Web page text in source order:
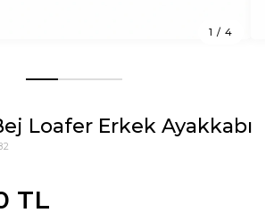
1 / 4
Loafer Erkek Ayakkabı
TL